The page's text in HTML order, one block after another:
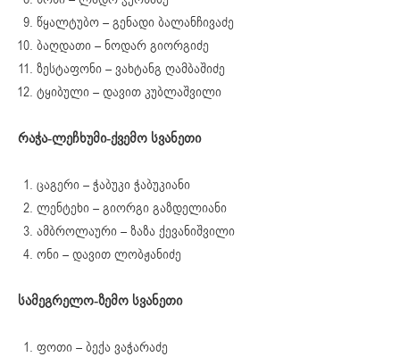
წყალტუბო – გენადი ბალანჩივაძე
ბაღდათი – ნოდარ გიორგიძე
ზესტაფონი – ვახტანგ ღამბაშიძე
ტყიბული – დავით კუბლაშვილი
რაჭა-ლეჩხუმი-ქვემო სვანეთი
ცაგერი – ჭაბუკი ჭაბუკიანი
ლენტეხი – გიორგი გაზდელიანი
ამბროლაური – ზაზა ქევანიშვილი
ონი – დავით ლობჟანიძე
სამეგრელო-ზემო სვანეთი
ფოთი – ბექა ვაჭარაძე